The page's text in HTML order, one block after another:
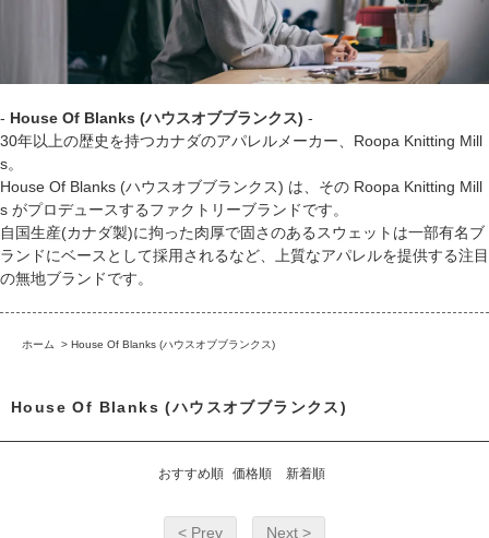
- House Of Blanks (ハウスオブブランクス) -
30年以上の歴史を持つカナダのアパレルメーカー、Roopa Knitting Mill
s。
House Of Blanks (ハウスオブブランクス) は、その Roopa Knitting Mill
s がプロデュースするファクトリーブランドです。
自国生産(カナダ製)に拘った肉厚で固さのあるスウェットは一部有名ブ
ランドにベースとして採用されるなど、上質なアパレルを提供する注目
の無地ブランドです。
ホーム > House Of Blanks (ハウスオブブランクス)
House Of Blanks (ハウスオブブランクス)
おすすめ順 価格順 新着順
< Prev Next >